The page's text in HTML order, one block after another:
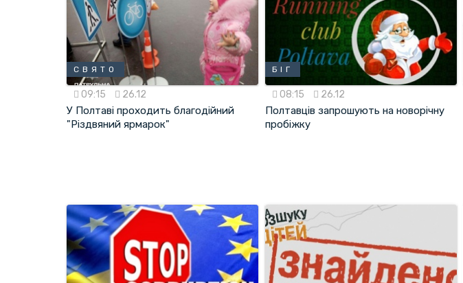
СВЯТО
09:15 26.12
У Полтаві проходить благодійний
"Різдвяний ярмарок"
БІГ
08:15 26.12
Полтавців запрошують на новорічну
пробіжку